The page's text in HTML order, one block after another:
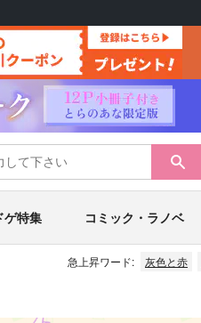
ゲ特集 コミック・ラノベ
急上昇ワード: 灰色と赤